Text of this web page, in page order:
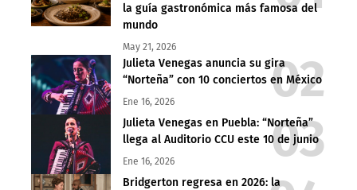
la guía gastronómica más famosa del
mundo
May 21, 2026
Julieta Venegas anuncia su gira
“Norteña” con 10 conciertos en México
Ene 16, 2026
Julieta Venegas en Puebla: “Norteña”
llega al Auditorio CCU este 10 de junio
Ene 16, 2026
Bridgerton regresa en 2026: la